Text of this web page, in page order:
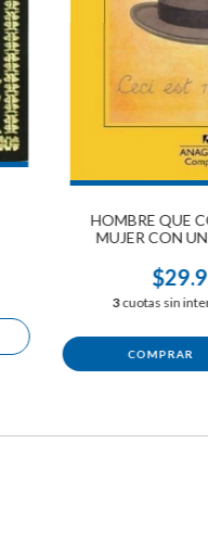
HOMBRE QUE
MUJER CON
3cuotas sin